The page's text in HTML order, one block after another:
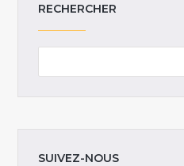
RECHERCHER
SUIVEZ-NOUS